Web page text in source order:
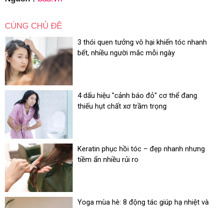
CÙNG CHỦ ĐỀ
3 thói quen tưởng vô hại khiến tóc nhanh
bết, nhiều người mắc mỗi ngày
4 dấu hiệu "cảnh báo đỏ" cơ thể đang
thiếu hụt chất xơ trầm trọng
Keratin phục hồi tóc – đẹp nhanh nhưng
tiềm ẩn nhiều rủi ro
Yoga mùa hè: 8 động tác giúp hạ nhiệt và